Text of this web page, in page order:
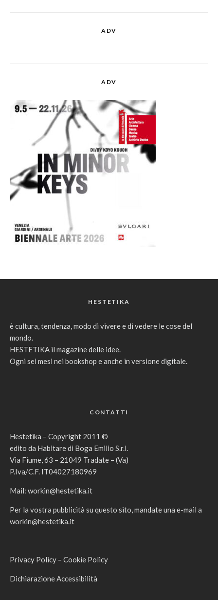
ADV
ADV
HESTETIKA
è cultura, tendenza, modo di vivere e di vedere le cose del
mondo.
HESTETIKA il magazine delle idee.
Ogni sei mesi nei bookshop e anche in versione digitale.
CONTATTI
Hestetika – Copyright 2011 ©
edito da Habitare di Boga Emilio S.r.l.
Via Fiume, 63 – 21049 Tradate – (Va)
P.Iva/C.F. IT04027180969
Mail: workin@hestetika.it
Per la vostra pubblicità su questo sito, mandate una e-mail a
workin@hestetika.it
Privacy Policy – Cookie Policy
Dichiarazione Accessibilità